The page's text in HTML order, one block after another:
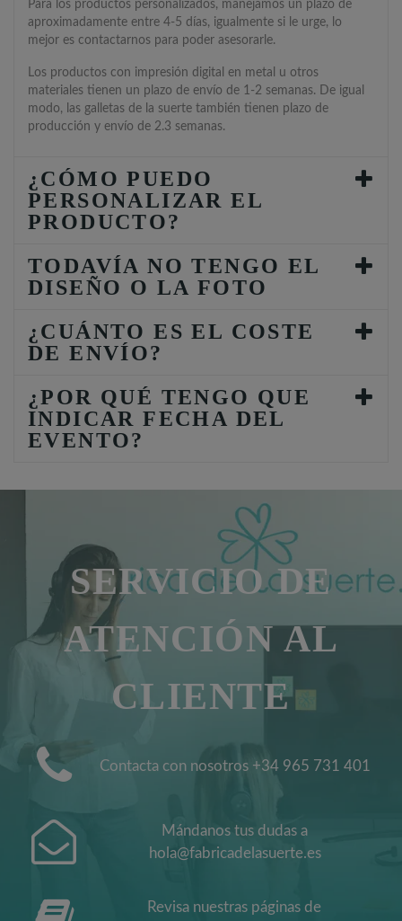
Para los productos personalizados, manejamos un plazo de
aproximadamente entre 4-5 días, igualmente si le urge, lo
mejor es contactarnos para poder asesorarle.
Los productos con impresión digital en metal u otros
materiales tienen un plazo de envío de 1-2 semanas. De igual
modo, las galletas de la suerte también tienen plazo de
producción y envío de 2.3 semanas.
¿CÓMO PUEDO
PERSONALIZAR EL
PRODUCTO?
TODAVÍA NO TENGO EL
DISEÑO O LA FOTO
¿CUÁNTO ES EL COSTE
DE ENVÍO?
¿POR QUÉ TENGO QUE
INDICAR FECHA DEL
EVENTO?
SERVICIO DE
ATENCIÓN AL
CLIENTE
Contacta con nosotros +34 965 731 401
Mándanos tus dudas a
hola@fabricadelasuerte.es
Revisa nuestras páginas de